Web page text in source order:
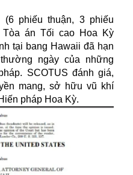
phiếu thuận, 3 phiếu
án Tối cao Hoa Kỳ
tại bang Hawaii đã hạn
ngày của những
SCOTUS đánh giá,
mang, sở hữu vũ khí
pháp Hoa Kỳ.